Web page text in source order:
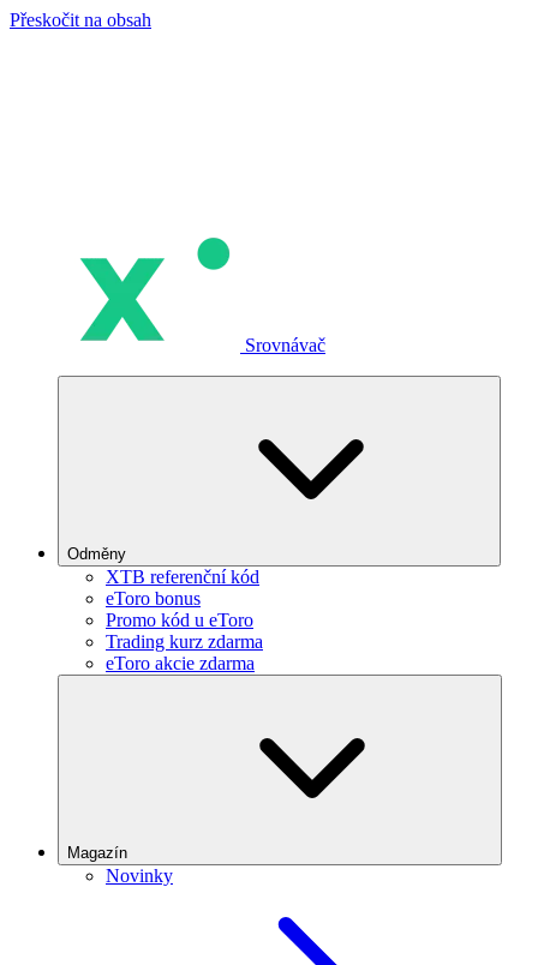
Přeskočit na obsah
Srovnávač
Odměny
XTB referenční kód
eToro bonus
Promo kód u eToro
Trading kurz zdarma
eToro akcie zdarma
Magazín
Novinky